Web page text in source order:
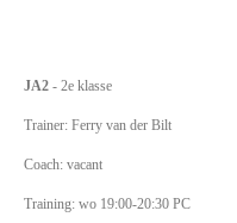
JA2 - 2e klasse
Trainer: Ferry van der Bilt
Coach: vacant
Training: wo 19:00-20:30 PC